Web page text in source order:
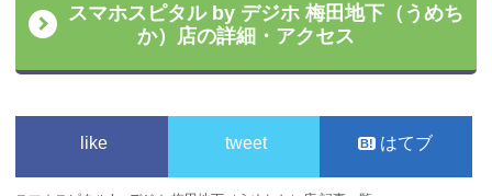
スマホスピタル by デジホ 梅田地下（うめち
か）店の詳細・アクセス
like tweet はてブ